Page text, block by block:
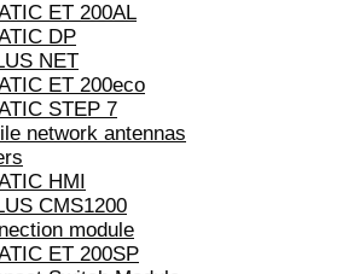
ET 200AL
DP
NET
ET 200eco
STEP 7
network antennas
HMI
CMS1200
module
ET 200SP